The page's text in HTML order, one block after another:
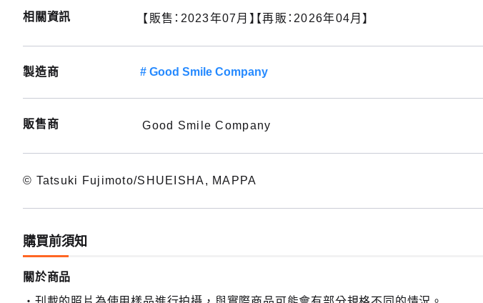
相關資訊 【販售：2023年07月】【再販：2026年04月】
製造商 Good Smile Company
販售商 Good Smile Company
© Tatsuki Fujimoto/SHUEISHA, MAPPA
購買前須知
關於商品